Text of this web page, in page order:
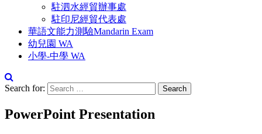
駐泗水經貿辦事處
駐印尼經貿代表處
華語文能力測驗Mandarin Exam
幼兒園 WA
小學-中學 WA
Search for:
PowerPoint Presentation